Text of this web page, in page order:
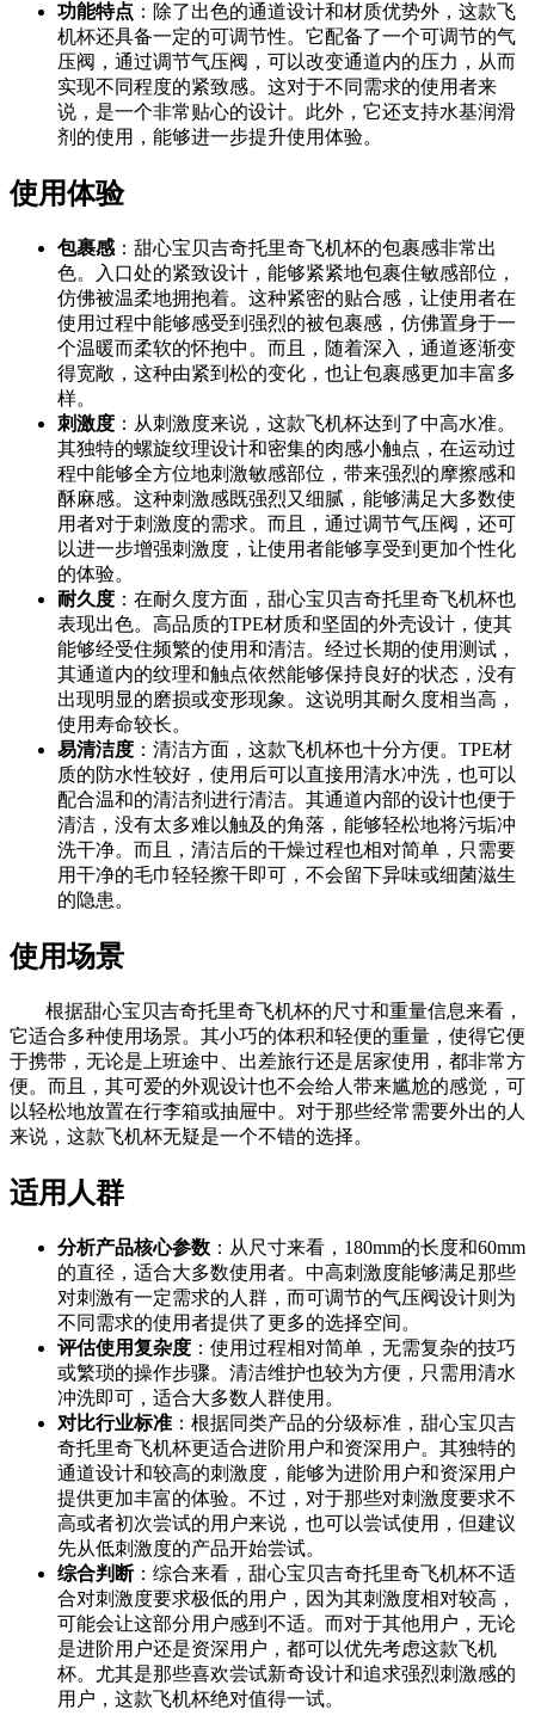
功能特点 ：除了出色的通道设计和材质优势外，这款飞
机杯还具备一定的可调节性。它配备了一个可调节的气
压阀，通过调节气压阀，可以改变通道内的压力，从而
实现不同程度的紧致感。这对于不同需求的使用者来
说，是一个非常贴心的设计。此外，它还支持水基润滑
剂的使用，能够进一步提升使用体验。
使用体验
包裹感 ：甜心宝贝吉奇托里奇飞机杯的包裹感非常出
色。入口处的紧致设计，能够紧紧地包裹住敏感部位，
仿佛被温柔地拥抱着。这种紧密的贴合感，让使用者在
使用过程中能够感受到强烈的被包裹感，仿佛置身于一
个温暖而柔软的怀抱中。而且，随着深入，通道逐渐变
得宽敞，这种由紧到松的变化，也让包裹感更加丰富多
样。
刺激度 ：从刺激度来说，这款飞机杯达到了中高水准。
其独特的螺旋纹理设计和密集的肉感小触点，在运动过
程中能够全方位地刺激敏感部位，带来强烈的摩擦感和
酥麻感。这种刺激感既强烈又细腻，能够满足大多数使
用者对于刺激度的需求。而且，通过调节气压阀，还可
以进一步增强刺激度，让使用者能够享受到更加个性化
的体验。
耐久度 ：在耐久度方面，甜心宝贝吉奇托里奇飞机杯也
表现出色。高品质的TPE材质和坚固的外壳设计，使其
能够经受住频繁的使用和清洁。经过长期的使用测试，
其通道内的纹理和触点依然能够保持良好的状态，没有
出现明显的磨损或变形现象。这说明其耐久度相当高，
使用寿命较长。
易清洁度 ：清洁方面，这款飞机杯也十分方便。TPE材
质的防水性较好，使用后可以直接用清水冲洗，也可以
配合温和的清洁剂进行清洁。其通道内部的设计也便于
清洁，没有太多难以触及的角落，能够轻松地将污垢冲
洗干净。而且，清洁后的干燥过程也相对简单，只需要
用干净的毛巾轻轻擦干即可，不会留下异味或细菌滋生
的隐患。
使用场景
根据甜心宝贝吉奇托里奇飞机杯的尺寸和重量信息来看，
它适合多种使用场景。其小巧的体积和轻便的重量，使得它便
于携带，无论是上班途中、出差旅行还是居家使用，都非常方
便。而且，其可爱的外观设计也不会给人带来尴尬的感觉，可
以轻松地放置在行李箱或抽屉中。对于那些经常需要外出的人
来说，这款飞机杯无疑是一个不错的选择。
适用人群
分析产品核心参数 ：从尺寸来看，180mm的长度和60mm
的直径，适合大多数使用者。中高刺激度能够满足那些
对刺激有一定需求的人群，而可调节的气压阀设计则为
不同需求的使用者提供了更多的选择空间。
评估使用复杂度 ：使用过程相对简单，无需复杂的技巧
或繁琐的操作步骤。清洁维护也较为方便，只需用清水
冲洗即可，适合大多数人群使用。
对比行业标准 ：根据同类产品的分级标准，甜心宝贝吉
奇托里奇飞机杯更适合进阶用户和资深用户。其独特的
通道设计和较高的刺激度，能够为进阶用户和资深用户
提供更加丰富的体验。不过，对于那些对刺激度要求不
高或者初次尝试的用户来说，也可以尝试使用，但建议
先从低刺激度的产品开始尝试。
综合判断：综合来看，甜心宝贝吉奇托里奇飞机杯不适
合对刺激度要求极低的用户，因为其刺激度相对较高，
可能会让这部分用户感到不适。而对于其他用户，无论
是进阶用户还是资深用户，都可以优先考虑这款飞机
杯。尤其是那些喜欢尝试新奇设计和追求强烈刺激感的
用户，这款飞机杯绝对值得一试。